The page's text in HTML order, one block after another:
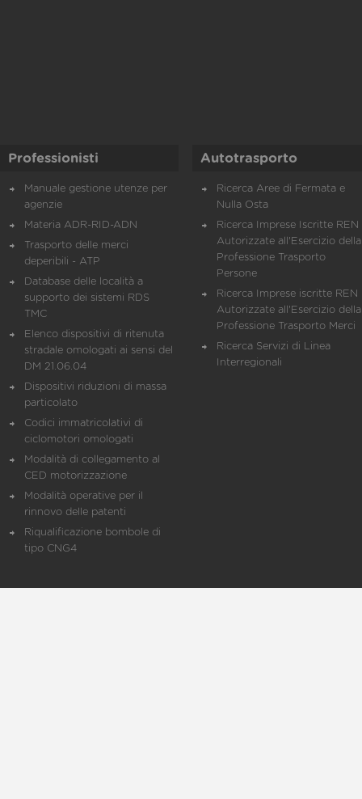
Professionisti
Manuale gestione utenze per
agenzie
Materia ADR-RID-ADN
Trasporto delle merci
deperibili - ATP
Database delle località a
supporto dei sistemi RDS
TMC
Elenco dispositivi di ritenuta
stradale omologati ai sensi del
DM 21.06.04
Dispositivi riduzioni di massa
particolato
Codici immatricolativi di
ciclomotori omologati
Modalità di collegamento al
CED motorizzazione
Modalità operative per il
rinnovo delle patenti
Riqualificazione bombole di
tipo CNG4
Autotrasporto
Ricerca Aree di Fermata e
Nulla Osta
Ricerca Imprese Iscritte REN
Autorizzate all'Esercizio della
Professione Trasporto
Persone
Ricerca Imprese iscritte REN
Autorizzate all'Esercizio della
Professione Trasporto Merci
Ricerca Servizi di Linea
Interregionali